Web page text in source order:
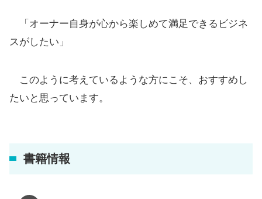
「オーナー自身が心から楽しめて満足できるビジネ
スがしたい」
このように考えているような方にこそ、おすすめし
たいと思っています。
書籍情報